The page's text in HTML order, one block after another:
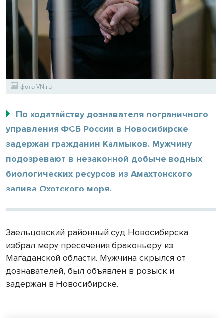
фото VN.ru
По ходатайству дознавателя пограничного
управления ФСБ России в Новосибирске
задержан гражданин Калмыков. Мужчину
подозревают в незаконной добыче водных
биологических ресурсов из Амахтонского
залива Охотского моря.
Заельцовский районный суд Новосибирска
избрал меру пресечения браконьеру из
Магаданской области. Мужчина скрылся от
дознавателей, был объявлен в розыск и
задержан в Новосибирске.